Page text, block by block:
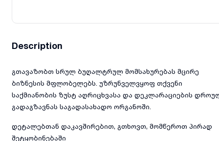
Description
გთავაზობთ სრულ ბუღალტრულ მომსახურებას მცირე
ბიზნესის მფლობელებს. უზრუნველვყოფ თქვენი
საქმიანობის ზუსტ აღრიცხვასა და დეკლარაციების
გადაგზავნას საგადასახადო ორგანოში.
დეტალებთან დაკავშირებით, გთხოვთ, მომწეროთ პირად
შეტყობინებაში